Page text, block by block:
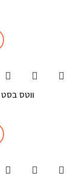
ווטס בסט